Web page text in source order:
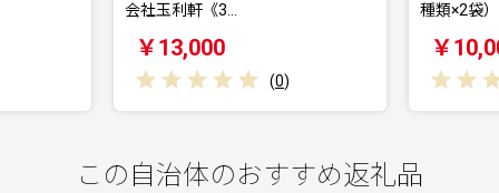
種類×2袋）
￥10,000
この自治体のおすすめ返礼品